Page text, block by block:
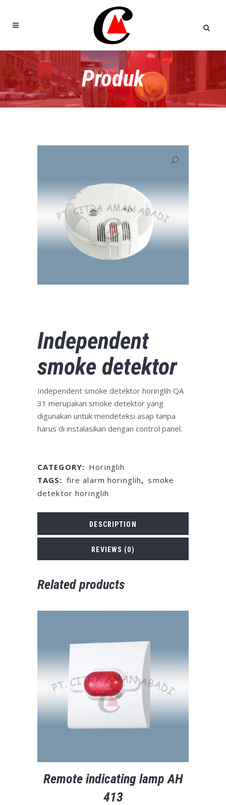
Produk
Independent
smoke detektor
Independent smoke detektor horinglih QA
31 merupakan smoke detektor yang
digunakan untuk mendeteksi asap tanpa
harus di instalasikan dengan control panel.
CATEGORY: Horinglih
TAGS: fire alarm horinglih, smoke
detektor horinglih
DESCRIPTION
REVIEWS (0)
Related products
Remote indicating lamp AH
413